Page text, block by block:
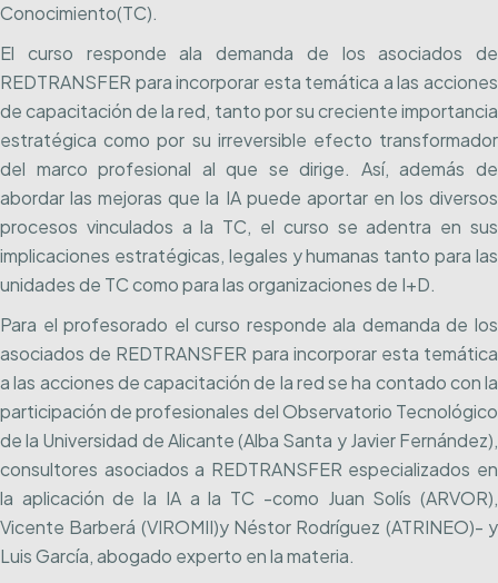
Conocimiento(TC).
El curso responde ala demanda de los asociados de
REDTRANSFER para incorporar esta temática a las acciones
de capacitación de la red, tanto por su creciente importancia
estratégica como por su irreversible efecto transformador
del marco profesional al que se dirige. Así, además de
abordar las mejoras que la IA puede aportar en los diversos
procesos vinculados a la TC, el curso se adentra en sus
implicaciones estratégicas, legales y humanas tanto para las
unidades de TC como para las organizaciones de I+D.
Para el profesorado el curso responde ala demanda de los
asociados de REDTRANSFER para incorporar esta temática
a las acciones de capacitación de la red se ha contado con la
participación de profesionales del Observatorio Tecnológico
de la Universidad de Alicante (Alba Santa y Javier Fernández),
consultores asociados a REDTRANSFER especializados en
la aplicación de la IA a la TC -como Juan Solís (ARVOR),
Vicente Barberá (VIROMII)y Néstor Rodríguez (ATRINEO)- y
Luis García, abogado experto en la materia.